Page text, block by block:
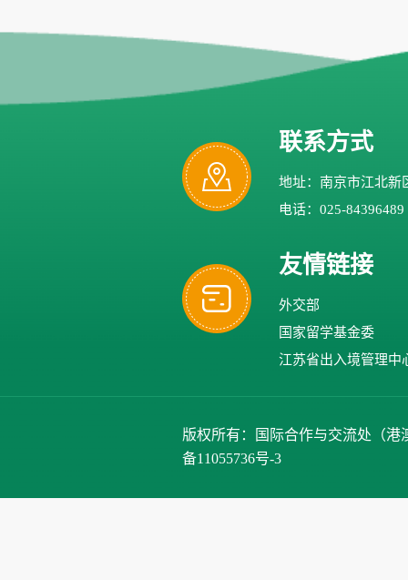
联系方式
地址：南京市江北新
电话：025-84396489
友情链接
外交部
国家留学基金委
江苏省出入境管理中
版权所有：国际合作与交流处（港
备11055736号-3